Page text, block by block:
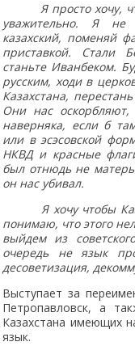
Я просто хочу,
уважительно. Я не
казахский, поменяй
приставкой. Стали
станьте Иванбеком.
русским, ходи в
Казахстана, перестань
Они нас оскорбляют,
наверняка, если б
или в эсэсовской
НКВД и красные
был отнюдь не
он нас убивал.
Я хочу чтобы
понимаю, что этого
выйдем из советского
очередь
не язык
десоветизация,
Выступает за
Петропавловск, а
Казахстана имеющих
язык.